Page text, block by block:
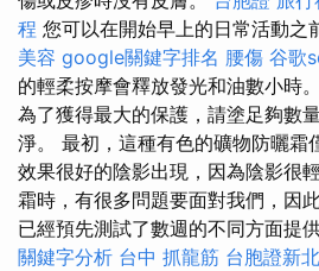
程 您可以在開始早上的日常活動之
美容 google關鍵字排名 腰傷 谷歌
的輕柔按摩會釋放發光和油數小時。
為了獲得最大的保護，請塗足夠數
淨。 最初，這種有色的礦物防曬霜
效果很好的陰影出現，因為陰影很
霜時，有很多問題要面對我們，因
已經預先測試了數週的不同方面提
關鍵字分析 台中 抓龍筋 台胞證新北